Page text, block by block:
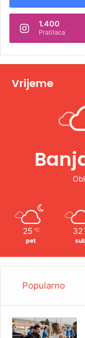
n
t
v
1.400
Pratilaca
Vrijeme
25 ℃
pet
32
Popularno